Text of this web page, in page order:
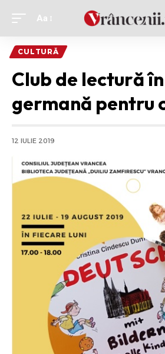
Ajustor
font
Aa
CULTURĂ
Club de lectură
germană pentru
12 IULIE 2019